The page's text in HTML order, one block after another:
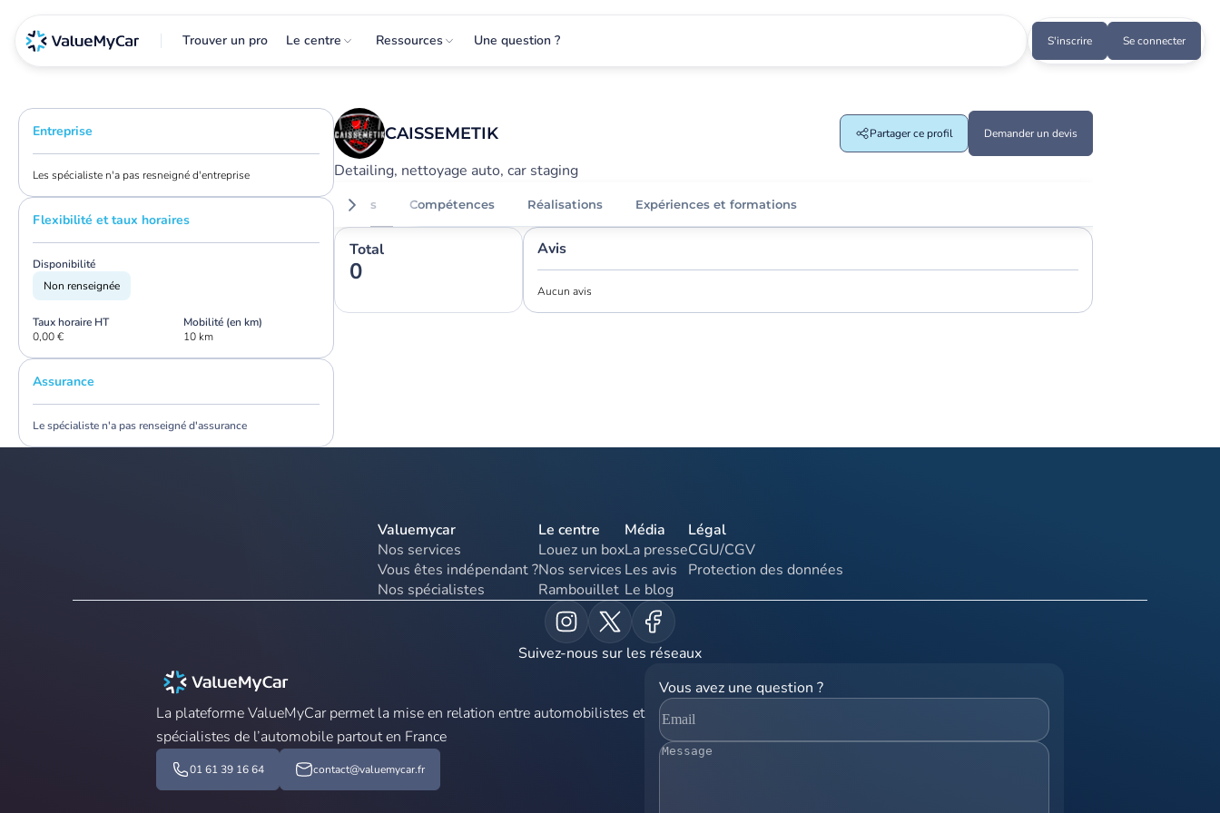
Trouver un pro Le centre Ressources Une question ? S'inscrire Se connecter
Entreprise
Les spécialiste n'a pas resneigné d'entreprise
Flexibilité et taux horaires
Disponibilité
Non renseignée
Taux horaire HT
0,00 €
Mobilité (en km)
10 km
Assurance
Le spécialiste n'a pas renseigné d'assurance
CAISSEMETIK Partager ce profil Demander un devis
Detailing, nettoyage auto, car staging
Avis Compétences Réalisations Expériences et formations
Total
0
Avis
Aucun avis
Valuemycar
Nos services
Vous êtes indépendant ?
Nos spécialistes
Le centre
Louez un box
Nos services
Rambouillet
Média
La presse
Les avis
Le blog
Légal
CGU/CGV
Protection des données
Suivez-nous sur les réseaux
La plateforme ValueMyCar permet la mise en relation entre automobilistes et
spécialistes de l’automobile partout en France
01 61 39 16 64 contact@valuemycar.fr
Vous avez une question ?